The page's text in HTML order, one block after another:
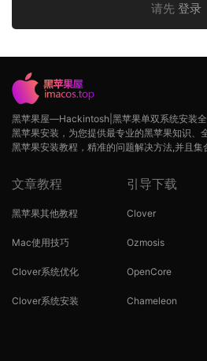
请先 登录
黑苹果屋—Hackintosh|黑苹果单双系统安装
黑苹果安装，为您提供最专业的黑苹果知识、
黑苹果安装教程，精准的问题解决方法,并且集
文章教程
黑苹果其他教程
Mac使用技巧
Clover系统优化
Clover系统安装
引导下载
Clover
Ozmosis
OpenCore
Chameleon